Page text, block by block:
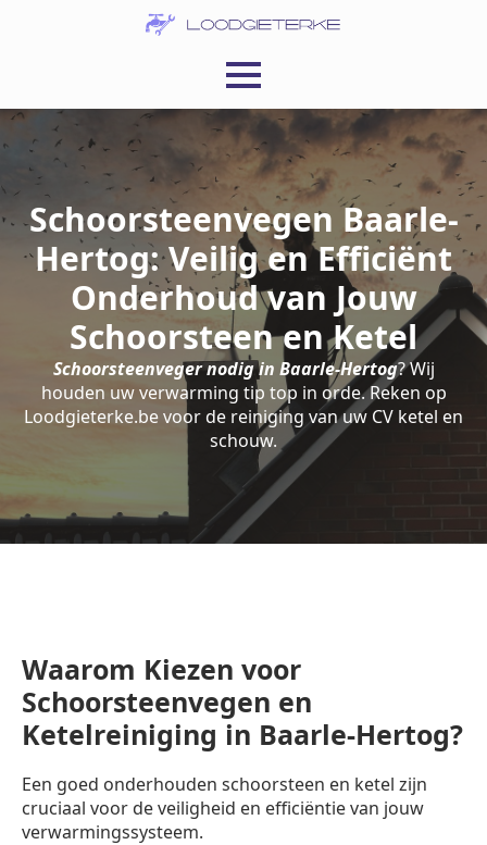
Schoorsteenvegen Baarle-
Hertog: Veilig en Efficiënt
Onderhoud van Jouw
Schoorsteen en Ketel
Schoorsteenveger nodig in Baarle-Hertog? Wij
houden uw verwarming tip top in orde. Reken op
Loodgieterke.be voor de reiniging van uw CV ketel en
schouw.
Waarom Kiezen voor
Schoorsteenvegen en
Ketelreiniging in Baarle-Hertog?
Een goed onderhouden schoorsteen en ketel zijn
cruciaal voor de veiligheid en efficiëntie van jouw
verwarmingssysteem.